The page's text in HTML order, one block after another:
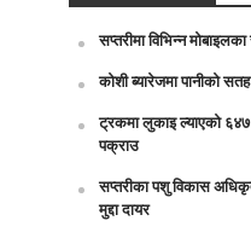
सप्तरीमा विभिन्न
कोशी ब्यारेजमा पानीको
ट्रकमा लुकाइ ल्याएको
पक्राउ
सप्तरीका पशु विकास
मुद्दा दायर